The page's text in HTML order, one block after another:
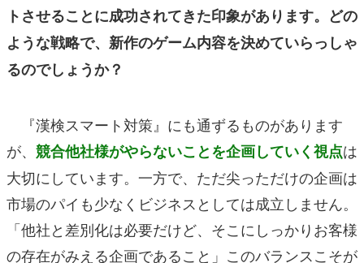
トさせることに成功されてきた印象があります。どの
ような戦略で、新作のゲーム内容を決めていらっしゃ
るのでしょうか？
『漢検スマート対策』にも通ずるものがあります
が、 競合他社様がやらないことを企画していく視点は
大切にしています。一方で、ただ尖っただけの企画は
市場のパイも少なくビジネスとしては成立しません。
「他社と差別化は必要だけど、そこにしっかりお客様
の存在がみえる企画であること」このバランスこそが